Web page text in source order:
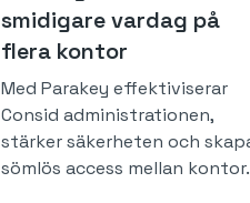
smidigare vardag på
flera kontor
Med Parakey effektiviserar
Consid administrationen,
stärker säkerheten och
sömlös access mellan kontor.